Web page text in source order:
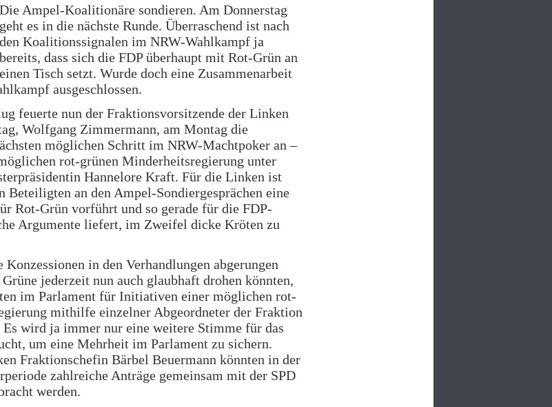
Die Ampel-Koalitionäre sondieren. Am Donnerstag
geht es in die nächste Runde. Überraschend ist nach
den Koalitionssignalen im NRW-Wahlkampf ja
bereits, dass sich die FDP überhaupt mit Rot-Grün an
einen Tisch setzt. Wurde doch eine Zusammenarbeit
ausgeschlossen.
feuerte nun der Fraktionsvorsitzende der Linken
Wolfgang Zimmermann, am Montag die
möglichen Schritt im NRW-Machtpoker an –
rot-grünen Minderheitsregierung unter
Hannelore Kraft. Für die Linken ist
Beteiligten an den Ampel-Sondiergesprächen eine
Rot-Grün vorführt und so gerade für die FDP-
Argumente liefert, im Zweifel dicke Kröten zu
Konzessionen in den Verhandlungen abgerungen
jederzeit nun auch glaubhaft drohen könnten,
im Parlament für Initiativen einer möglichen rot-
mithilfe einzelner Abgeordneter der Fraktion
wird ja immer nur eine weitere Stimme für das
um eine Mehrheit im Parlament zu sichern.
Fraktionschefin Bärbel Beuermann könnten in der
zahlreiche Anträge gemeinsam mit der SPD
werden.